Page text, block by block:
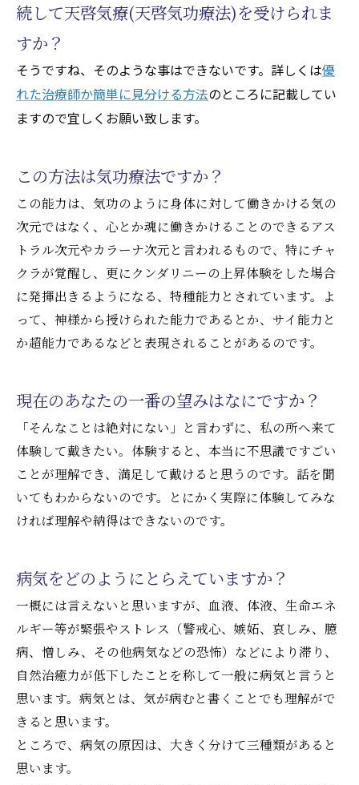
続して天啓気療(天啓気功療法)を受けられま
すか？
そうですね、そのような事はできないです。詳しくは優
れた治療師か簡単に見分ける方法のところに記載してい
ますので宜しくお願い致します。
この方法は気功療法ですか？
この能力は、気功のように身体に対して働きかける気の
次元ではなく、心とか魂に働きかけることのできるアス
トラル次元やカラーナ次元と言われるもので、特にチャ
クラが覚醒し、更にクンダリニーの上昇体験をした場合
に発揮出きるようになる、特種能力とされています。よ
って、神様から授けられた能力であるとか、サイ能力と
か超能力であるなどと表現されることがあるのです。
現在のあなたの一番の望みはなにですか？
「そんなことは絶対にない」と言わずに、私の所へ来て
体験して戴きたい。体験すると、本当に不思議ですごい
ことが理解でき、満足して戴けると思うのです。話を聞
いてもわからないのです。とにかく実際に体験してみな
ければ理解や納得はできないのです。
病気をどのようにとらえていますか？
一概には言えないと思いますが、血液、体液、生命エネ
ルギー等が緊張やストレス（警戒心、嫉妬、哀しみ、臆
病、憎しみ、その他病気などの恐怖）などにより滞り、
自然治癒力が低下したことを称して一般に病気と言うと
思います。病気とは、気が病むと書くことでも理解がで
きると思います。
ところで、病気の原因は、大きく分けて三種類があると
思います。